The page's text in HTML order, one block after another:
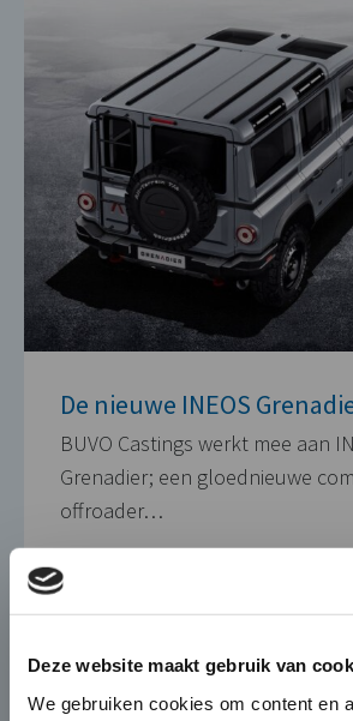
Deze website maakt gebruik van
We gebruiken cookies om content en
De nieuwe INEOS
BUVO Castings werkt mee aan
Grenadier; een gloednieuwe
offroader…
Mobility